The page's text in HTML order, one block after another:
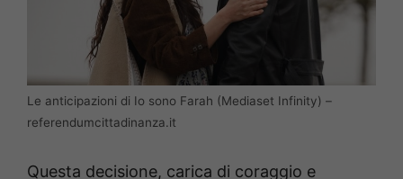
Le anticipazioni di Io sono Farah (Mediaset Infinity) –
referendumcittadinanza.it
Questa decisione, carica di coraggio e